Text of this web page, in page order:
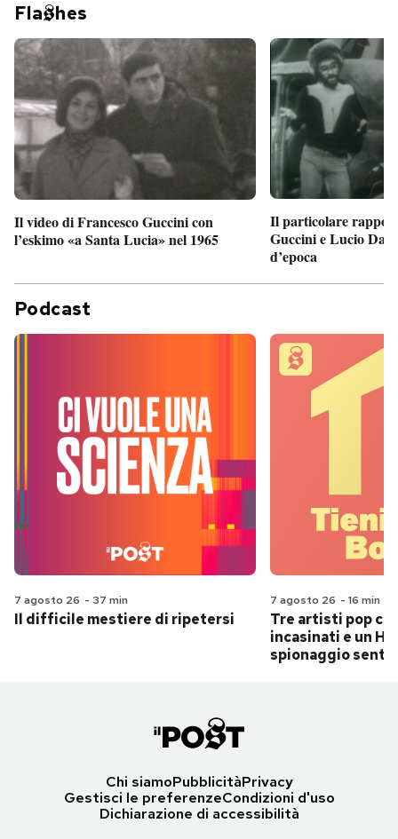
Fla hes
Il video di Francesco Guccini con
l’eskimo «a Santa Lucia» nel 1965
Il particolare
Guccini e Lucio
d’epoca
Podcast
7 agosto 26 - 37 min
Il difficile mestiere di ripetersi
7 agosto 26 - 16 min
Tre artisti pop
incasinati e un
spionaggio
Chi siamoPubblicitàPrivacy
Gestisci le preferenzeCondizioni d'uso
Dichiarazione di accessibilità